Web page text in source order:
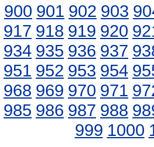
900 901 902 903
917 918 919 920
934 935 936 937
951 952 953 954
968 969 970 971
985 986 987 988
999 1000